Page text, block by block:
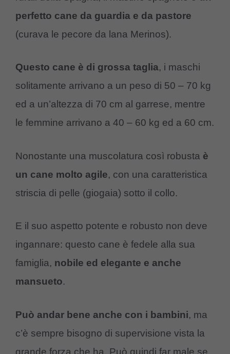
perfetto cane da guardia e da pastore
(curava le pecore da lana Merinos).
Questo cane è di grossa taglia, i maschi
solitamente arrivano a un peso di 50 – 70 kg
ed a un’altezza di 70 cm al garrese, mentre
le femmine arrivano a 40 – 60 kg ed a 60 cm.
Nonostante una muscolatura così robusta è
un cane molto agile, con una caratteristica
striscia di pelle (giogaia) sotto il collo.
E il suo aspetto potente e robusto non deve
ingannare: questo cane è fedele alla sua
famiglia, nobile ed elegante e anche
mansueto.
Può andar bene anche con i bambini, ma
c’è sempre bisogno di supervisione vista la
grande forza che ha. Può quindi far male se